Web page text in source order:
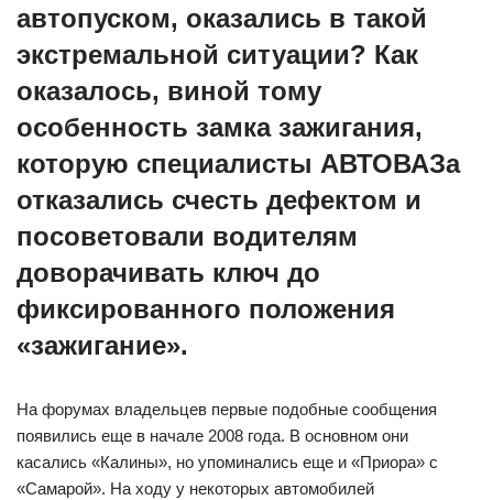
автопуском, оказались в такой
экстремальной ситуации? Как
оказалось, виной тому
особенность замка зажигания,
которую специалисты АВТОВАЗа
отказались счесть дефектом и
посоветовали водителям
доворачивать ключ до
фиксированного положения
«зажигание».
На форумах владельцев первые подобные сообщения
появились еще в начале 2008 года. В основном они
касались «Калины», но упоминались еще и «Приора» с
«Самарой». На ходу у некоторых автомобилей